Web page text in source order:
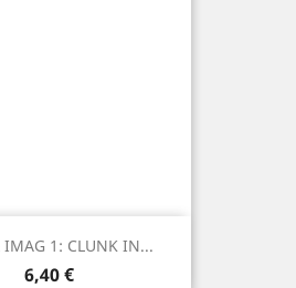
IMAG 1: CLUNK IN...
Prezzo
6,40 €